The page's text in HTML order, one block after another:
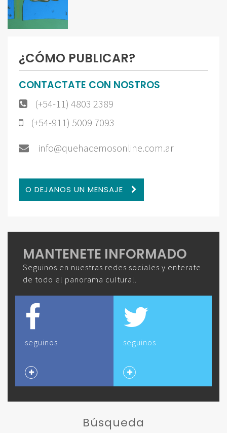
¿CÓMO PUBLICAR?
CONTACTATE CON NOSTROS
(+54-11) 4803 2389
(+54-911) 5009 7093
info@quehacemosonline.com.ar
O DEJANOS UN MENSAJE
MANTENETE INFORMADO
Seguinos en nuestras redes sociales y enterate
de todo el panorama cultural.
seguinos seguinos
Búsqueda